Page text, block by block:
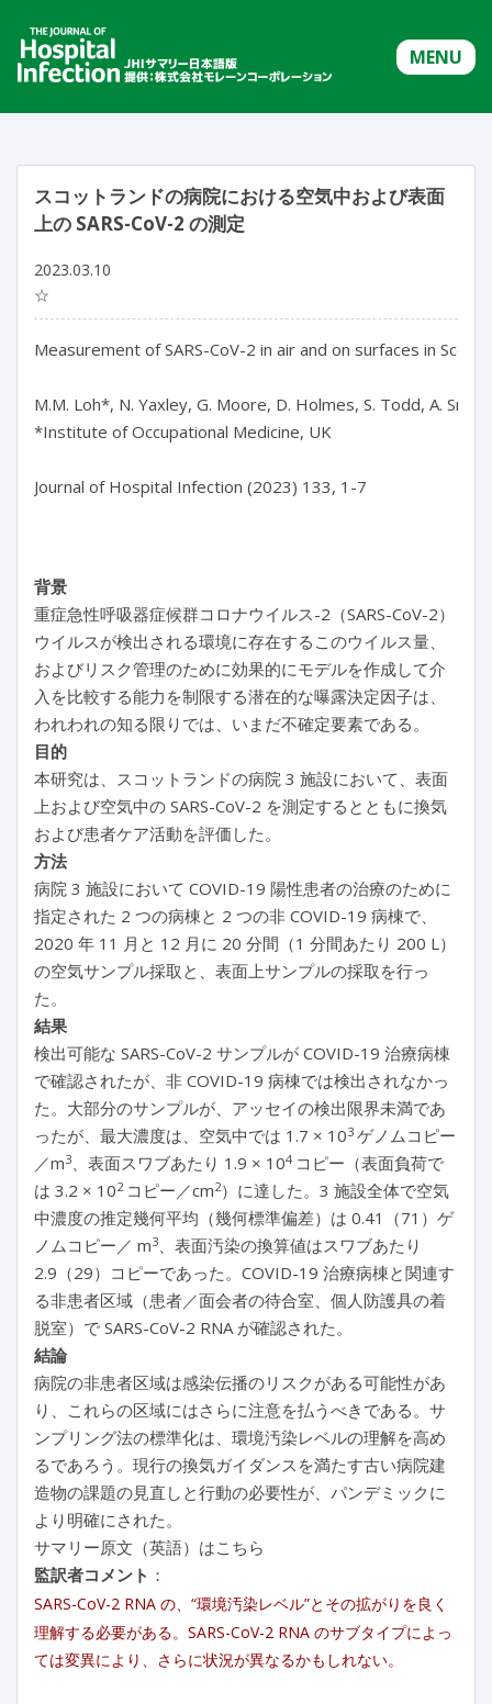
MENU
スコットランドの病院における空気中および表面
上の SARS-CoV-2 の測定
2023.03.10
☆
Measurement of SARS-CoV-2 in air and on surfaces in
M.M. Loh*, N. Yaxley, G. Moore, D. Holmes, S. Todd, A.
*Institute of Occupational Medicine, UK
Journal of Hospital Infection (2023) 133, 1-7
背景
重症急性呼吸器症候群コロナウイルス-2（SARS-CoV-2）
ウイルスが検出される環境に存在するこのウイルス量、
およびリスク管理のために効果的にモデルを作成して介
入を比較する能力を制限する潜在的な曝露決定因子は、
われわれの知る限りでは、いまだ不確定要素である。
目的
本研究は、スコットランドの病院 3 施設において、表面
上および空気中の SARS-CoV-2 を測定するとともに換気
および患者ケア活動を評価した。
方法
病院 3 施設において COVID-19 陽性患者の治療のために
指定された 2 つの病棟と 2 つの非 COVID-19 病棟で、
2020 年 11 月と 12 月に 20 分間（1 分間あたり 200 L）
の空気サンプル採取と、表面上サンプルの採取を行っ
た。
結果
検出可能な SARS-CoV-2 サンプルが COVID-19 治療病棟
で確認されたが、非 COVID-19 病棟では検出されなかっ
た。大部分のサンプルが、アッセイの検出限界未満であ
ったが、最大濃度は、空気中では 1.7 × 103 ゲノムコピー
／m3、表面スワブあたり 1.9 × 104 コピー（表面負荷で
は 3.2 × 102 コピー／cm2）に達した。3 施設全体で空気
中濃度の推定幾何平均（幾何標準偏差）は 0.41（71）ゲ
ノムコピー／ m3、表面汚染の換算値はスワブあたり
2.9（29）コピーであった。COVID-19 治療病棟と関連す
る非患者区域（患者／面会者の待合室、個人防護具の着
脱室）で SARS-CoV-2 RNA が確認された。
結論
病院の非患者区域は感染伝播のリスクがある可能性があ
り、これらの区域にはさらに注意を払うべきである。サ
ンプリング法の標準化は、環境汚染レベルの理解を高め
るであろう。現行の換気ガイダンスを満たす古い病院建
造物の課題の見直しと行動の必要性が、パンデミックに
より明確にされた。
サマリー原文（英語）はこちら
監訳者コメント ：
SARS-CoV-2 RNA の、“環境汚染レベル”とその拡がりを良く
理解する必要がある。SARS-CoV-2 RNA のサブタイプによっ
ては変異により、さらに状況が異なるかもしれない。